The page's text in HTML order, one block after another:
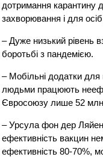
дотримання карантину
захворювання і для
– Дуже низький рівень
боротьбі з пандемією.
– Мобільні додатки для
людьми працюють
Євросоюзу лише 52
– Урсула фон дер
ефективність вакцин
ефективність 80-70%,